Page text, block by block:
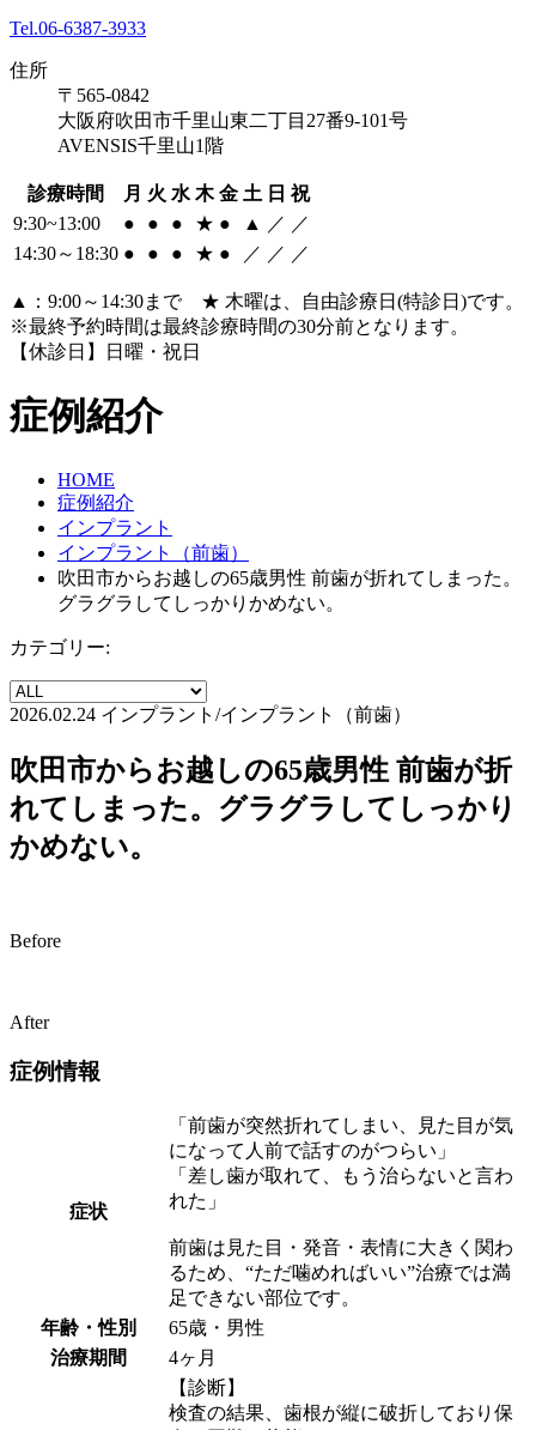
Tel.06-6387-3933
住所
〒565-0842
大阪府吹田市千里山東二丁目27番9-101号
AVENSIS千里山1階
診療時間 月 火 水 木 金 土 日 祝
9:30~13:00
● ● ● ★ ● ▲ ／ ／
14:30～18:30 ● ● ● ★ ● ／ ／ ／
▲：9:00～14:30まで ★ 木曜は、自由診療日(特診日)です。
※最終予約時間は最終診療時間の30分前となります。
【休診日】日曜・祝日
症例紹介
HOME
症例紹介
インプラント
インプラント（前歯）
吹田市からお越しの65歳男性 前歯が折れてしまった。
グラグラしてしっかりかめない。
カテゴリー:
2026.02.24 インプラント/インプラント（前歯）
吹田市からお越しの65歳男性 前歯が折
れてしまった。グラグラしてしっかり
かめない。
Before
After
症例情報
症状
「前歯が突然折れてしまい、見た目が気
になって人前で話すのがつらい」
「差し歯が取れて、もう治らないと言わ
れた」
前歯は見た目・発音・表情に大きく関わ
るため、“ただ噛めればいい”治療では満
足できない部位です。
年齢・性別
65歳・男性
治療期間
4ヶ月
【診断】
検査の結果、歯根が縦に破折しており保